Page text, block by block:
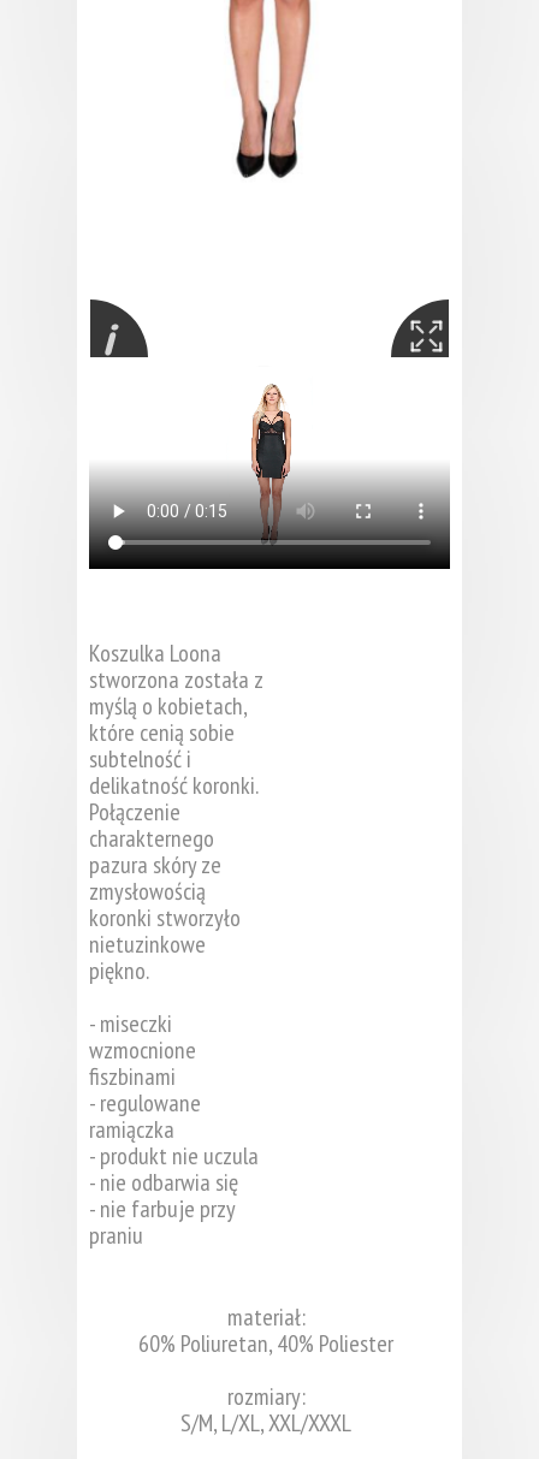
Koszulka Loona
stworzona została z
myślą o kobietach,
które cenią sobie
subtelność i
delikatność koronki.
Połączenie
charakternego
pazura skóry ze
zmysłowością
koronki stworzyło
nietuzinkowe
piękno.
- miseczki
wzmocnione
fiszbinami
- regulowane
ramiączka
- produkt nie uczula
- nie odbarwia się
- nie farbuje przy
praniu
materiał:
60% Poliuretan, 40% Poliester
rozmiary:
S/M, L/XL, XXL/XXXL